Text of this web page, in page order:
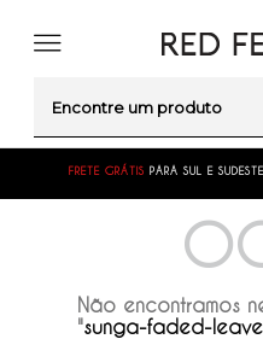
FRETE GRÁTIS PARA SUL E
Não encontramos
"sunga-faded-